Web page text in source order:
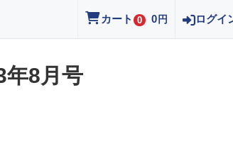
カート 0 0 円 ログイ
年8月号